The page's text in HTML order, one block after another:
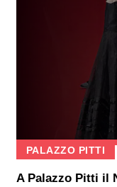
PALAZZO PITTI
A Palazzo Pitti il